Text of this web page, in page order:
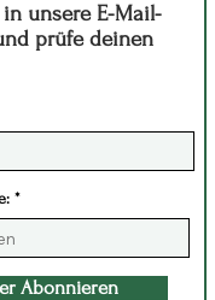
unsere E-Mail-
prüfe deinen
Abonnieren